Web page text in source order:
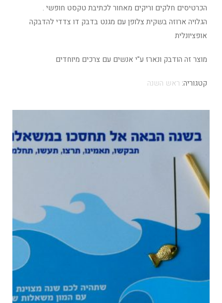
הכרטיסים חלקים וריקים מאחור לכתיבת טקסט חופשי .
הגלויה ארוזה בשקית צלופן עם מגנט בדבק דו צדדי להדבקה
אופציונלית
מוצר זה הודבק ונארז ע"י אנשים עם צרכים מיוחדים
קטגוריה: ראש השנה